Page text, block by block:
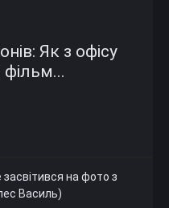
Як з офісу
на фото з
Василь)